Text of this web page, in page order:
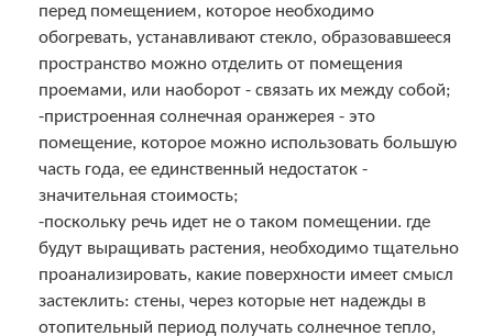
перед помещением, которое необходимо
обогревать, устанавливают стекло, образовавшееся
пространство можно отделить от помещения
проемами, или наоборот - связать их между собой;
-пристроенная солнечная оранжерея - это
помещение, которое можно использовать большую
часть года, ее единственный недостаток -
значительная стоимость;
-поскольку речь идет не о таком помещении. где
будут выращивать растения, необходимо тщательно
проанализировать, какие поверхности имеет смысл
застеклить: стены, через которые нет надежды в
отопительный период получать солнечное тепло,